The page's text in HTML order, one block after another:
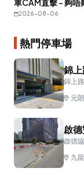
2026-08-06
熱門停車場
錦
錦上
元
啟
啟德
九